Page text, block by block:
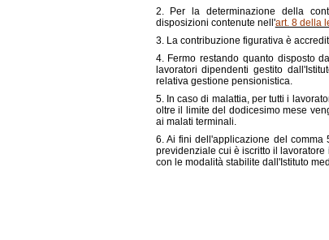
2. Per la determinazione della
disposizioni contenute nell'art. 8 della
3. La contribuzione figurativa è
4. Fermo restando quanto disposto
lavoratori dipendenti gestito
relativa gestione pensionistica.
5. In caso di malattia, per tutti i
oltre il limite del dodicesimo mese
ai malati terminali.
6. Ai fini dell'applicazione del
previdenziale cui è iscritto il
con le modalità stabilite dall'Istituto